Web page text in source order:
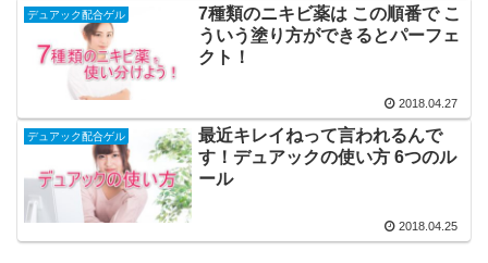
デュアック配合ゲル
7種類のニキビ薬は この順番で こ
ういう塗り方ができるとパーフェ
クト！
2018.04.27
デュアック配合ゲル
最近キレイねって言われるんで
す！デュアックの使い方 6つのル
ール
2018.04.25